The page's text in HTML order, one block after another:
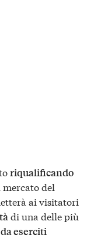
riqualificando
del
ai visitatori
di una delle più
eserciti